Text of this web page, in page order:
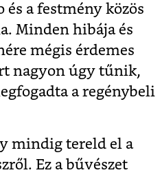
a festmény közös
Minden hibája és
mégis érdemes
nagyon úgy tűnik,
a regénybeli
mindig tereld el a
Ez a bűvészet